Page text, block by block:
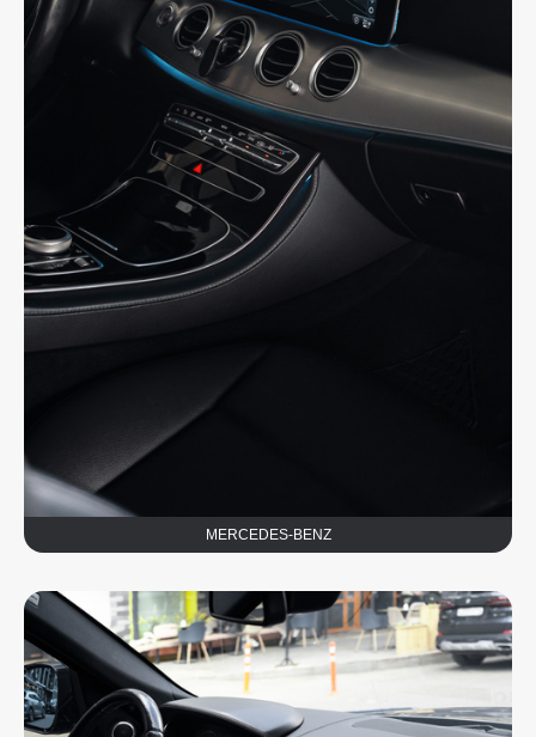
MERCEDES-BENZ